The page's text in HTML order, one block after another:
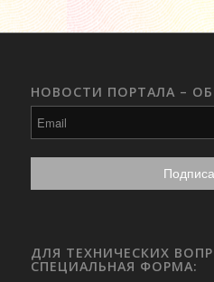
НОВОСТИ ПОРТАЛА –
ДЛЯ ТЕХНИЧЕСКИХ
СПЕЦИАЛЬНАЯ ФОРМА: